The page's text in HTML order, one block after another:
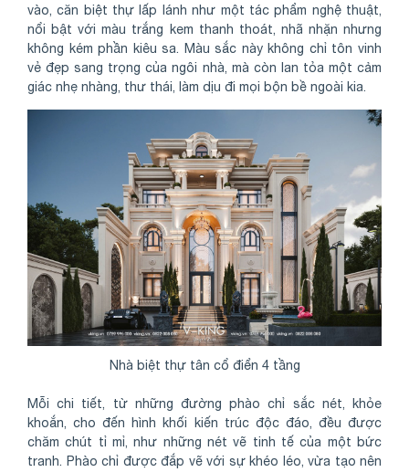
vào, căn biệt thự lấp lánh như một tác phẩm nghệ thuật,
nổi bật với màu trắng kem thanh thoát, nhã nhặn nhưng
không kém phần kiêu sa. Màu sắc này không chỉ tôn vinh
vẻ đẹp sang trọng của ngôi nhà, mà còn lan tỏa một cảm
giác nhẹ nhàng, thư thái, làm dịu đi mọi bộn bề ngoài kia.
Nhà biệt thự tân cổ điển 4 tầng
Mỗi chi tiết, từ những đường phào chỉ sắc nét, khỏe
khoắn, cho đến hình khối kiến trúc độc đáo, đều được
chăm chút tỉ mỉ, như những nét vẽ tinh tế của một bức
tranh. Phào chỉ được đắp vẽ với sự khéo léo, vừa tạo nên